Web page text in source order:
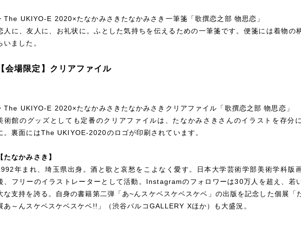
・The UKIYO-E 2020×たなかみさきたなかみさき一筆箋「歌撰恋之部 物思恋」
人に、友人に、お礼状に。ふとした気持ちを伝えるための一筆箋です。便箋には着物の
いました。
【会場限定】クリアファイル
・The UKIYO-E 2020×たなかみさきたなかみさきクリアファイル「歌撰恋之部 物思恋」
術館のグッズとしても定番のクリアファイルは、たなかみさきさんのイラストを存分
。裏面にはThe UKIYOE-2020のロゴが印刷されています。
【たなかみさき】
年まれ、埼玉県出身。酒と歌と哀愁をこよなく愛す。日本大学芸術学部美術学科版
、フリーのイラストレーターとして活動。Instagramのフォロワーは30万人を超え、若
な支持を誇る。自身の書籍第二弾「あ~んスケベスケベスケベ」の出版を記念した個展「
あ～んスケベスケベスケベ!!」（渋谷パルコGALLERY Xほか）も大盛況。